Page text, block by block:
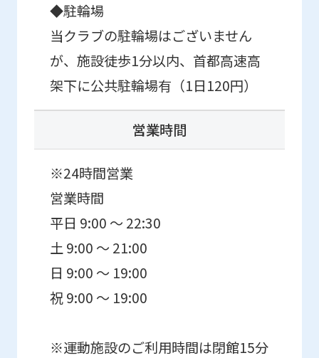
◆駐輪場
当クラブの駐輪場はございません
が、施設徒歩1分以内、首都高速高
架下に公共駐輪場有（1日120円）
営業時間
※24時間営業
営業時間
平日 9:00 ～ 22:30
土 9:00 ～ 21:00
日 9:00 ～ 19:00
祝 9:00 ～ 19:00
※運動施設のご利用時間は閉館15分
before
using
the
Automatic